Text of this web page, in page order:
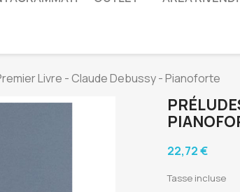
Livre - Claude Debussy - Pianoforte
22,72 €
Tasse incluse